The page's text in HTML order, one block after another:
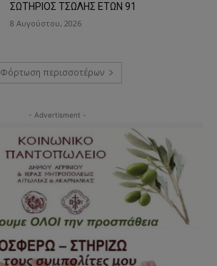
ΣΩΤΗΡΙΟΣ ΤΣΩΛΗΣ ΕΤΩΝ 91
8 Αυγούστου, 2026
Φόρτωση περισσοτέρων
- Advertisment -